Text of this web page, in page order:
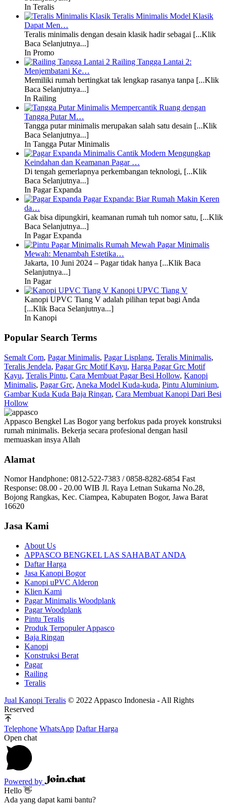
In Teralis
Teralis Minimalis Model Klasik
Dapat Men…
Teralis minimalis dengan desain klasik hadir sebagai [...Klik
Baca Selanjutnya...]
In Promo
Railing Tangga Lantai 2:
Menjembatani Ke…
Memiliki rumah bertingkat tak lengkap rasanya tanpa [...Klik
Baca Selanjutnya...]
In Railing
Mempercantik Ruang dengan
Tangga Putar M…
Tangga putar minimalis merupakan salah satu desain [...Klik
Baca Selanjutnya...]
In Tangga Putar Minimalis
Mengungkap
Keindahan dan Keamanan Pagar …
Di tengah gemerlapnya perkembangan teknologi, [...Klik
Baca Selanjutnya...]
In Pagar Expanda
Pagar Expanda: Biar Rumah Makin Keren
da…
Gak bisa dipungkiri, keamanan rumah tuh nomor satu, [...Klik
Baca Selanjutnya...]
In Pagar Expanda
Pagar Minimalis
Mewah: Menambah Estetika…
Jakarta, 10 Juni 2024 – Pagar tidak hanya [...Klik Baca
Selanjutnya...]
In Pagar
Kanopi UPVC Tiang V
Kanopi UPVC Tiang V adalah pilihan tepat bagi Anda
[...Klik Baca Selanjutnya...]
In Kanopi
Popular Search Terms
Semalt Com, Pagar Minimalis, Pagar Lisplang, Teralis Minimalis,
Teralis Jendela, Pagar Grc Motif Kayu, Harga Pagar Grc Motif
Kayu, Teralis Pintu, Cara Membuat Pagar Besi Hollow, Kanopi
Minimalis, Pagar Grc, Aneka Model Kuda-kuda, Pintu Aluminium,
Gambar Kuda Kuda Baja Ringan, Cara Membuat Kanopi Dari Besi
Hollow
Appasco Bengkel Las Bogor yang berfokus pada proyek konstruksi
rumah minimalis. Bekerja secara profesional dengan hasil
memuaskan insya Allah
Alamat
Nomor Handphone: 0812-522-7383 / 0858-8282-6854 Fast
Response: 08.00 - 20.00 WIB Jl. Raya Letnan Sukarna No.28,
Bojong Rangkas, Kec. Ciampea, Kabupaten Bogor, Jawa Barat
16620
Jasa Kami
About Us
APPASCO BENGKEL LAS SAHABAT ANDA
Daftar Harga
Jasa Kanopi Bogor
Kanopi uPVC Alderon
Klien Kami
Pagar Minimalis Woodplank
Pagar Woodplank
Pintu Teralis
Produk Terpopuler Appasco
Baja Ringan
Kanopi
Konstruksi Berat
Pagar
Railing
Teralis
Jual Kanopi Teralis © 2022 Appasco Indonesia - All Rights
Reserved
Telephone WhatsApp Daftar Harga
Open chat
Powered by
Hello 👋
Ada yang dapat kami bantu?